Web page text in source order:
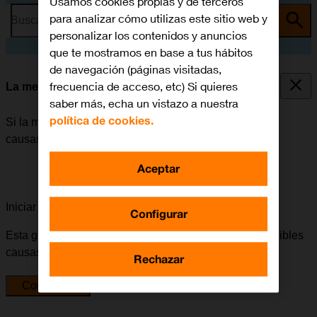
Busca por problema o tema
La memoria del móvil está llena
Si la memoria del móvil está llena, puede haber varias
causas posibles al problema.
Iniciar la guía para solucionar tu problema
Esta guía te va a conducir a través de una serie de posibles
causas y soluciones al problema.
Comenzar
para analizar cómo utilizas este sitio web y
personalizar los contenidos y anuncios
que te mostramos en base a tus hábitos
de navegación (páginas visitadas,
frecuencia de acceso, etc) Si quieres
saber más, echa un vistazo a nuestra
política de cookies.
Configurar
Rechazar
Aceptar